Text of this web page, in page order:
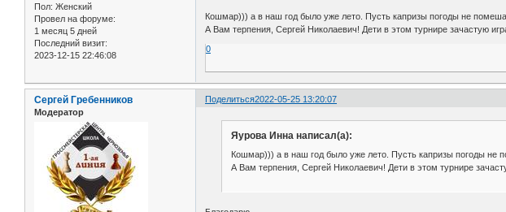
Пол: Женский
Провел на форуме:
1 месяц 5 дней
Последний визит:
2023-12-15 22:46:08
Кошмар))) а в наш год было уже лето. Пусть капризы погоды не
А Вам терпения, Сергей Николаевич! Дети в этом турнире зачастую
0
Поделиться2022-05-25 13:20:07
Сергей Гребенников
Модератор
Яурова Инна написал(а):
Кошмар))) а в наш год было уже лето. Пусть капризы погоды не
А Вам терпения, Сергей Николаевич! Дети в этом турнире